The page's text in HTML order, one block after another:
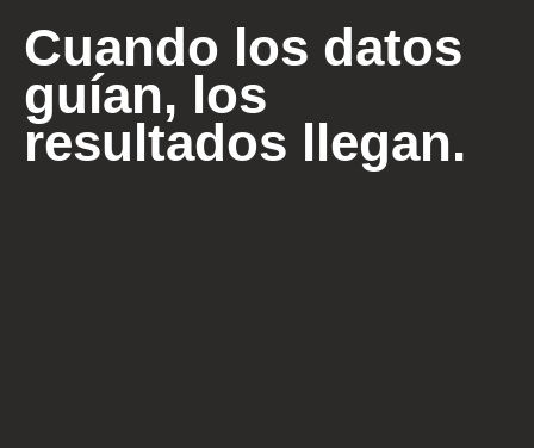
Cuando los datos
guían, los
resultados llegan.